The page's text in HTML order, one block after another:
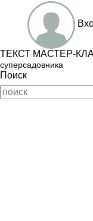
ТЕКСТ МАСТЕР-
суперсадовника
Поиск